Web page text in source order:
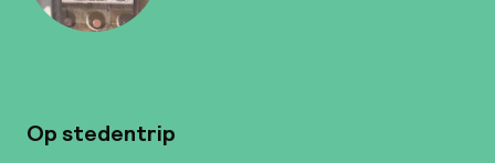
Op stedentrip